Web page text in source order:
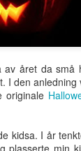
året da små
I den
originale
kidsa. I år